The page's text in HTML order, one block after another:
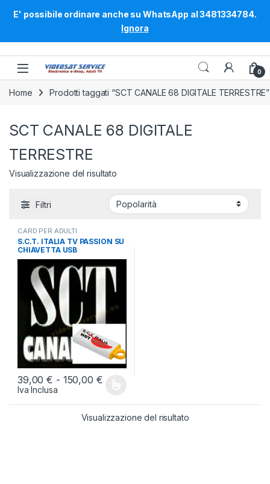
E' possibile ordinare anche su WhatsApp al 3481334784.
Ignora
Skip to navigation
Skip to content
0
Home Prodotti taggati “SCT CANALE 68 DIGITALE TERRESTRE”
SCT CANALE 68 DIGITALE
TERRESTRE
Visualizzazione del risultato
Filtri
CARD PER ADULTI
S.C.T. ITALIA TV PASSION SU
CHIAVETTA USB
39,00€ - 150,00 €Fascia di prezzo: da 39,00 € a
Iva Inclusa
Questo prodotto ha più varianti. Le opzioni possono essere
Visualizzazione del risultato